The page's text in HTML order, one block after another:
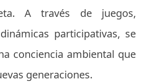
A través de juegos,
participativas, se
conciencia ambiental que
generaciones.